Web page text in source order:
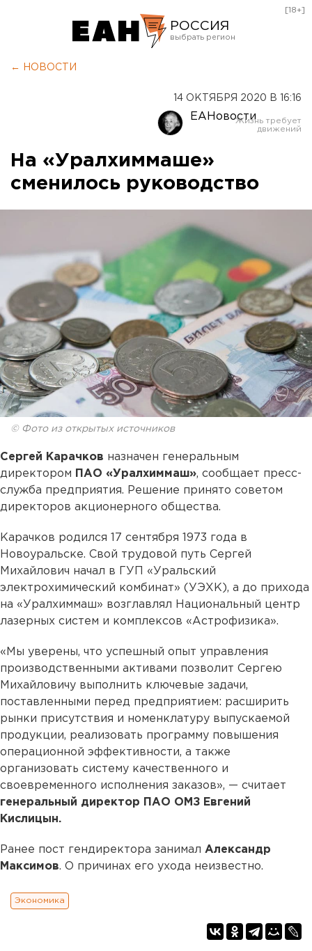
РОССИЯ
Оренбург
[18+]
← НОВОСТИ
14 ОКТЯБРЯ 2020 В 16:16
ЕАНовости
На «Уралхиммаше»
сменилось руководство
© Фото из открытых источников
Сергей Карачков назначен генеральным
директором
ПАО «Уралхиммаш», сообщает пресс-
служба предприятия. Решение принято советом
директоров акционерного общества.
Карачков родился 17 сентября 1973 года в
Новоуральске. Свой трудовой путь Сергей
Михайлович начал в ГУП «Уральский
электрохимический комбинат» (УЭХК), а до прихода
на «Уралхиммаш» возглавлял Национальный центр
лазерных систем и комплексов «Астрофизика».
«Мы уверены, что успешный опыт управления
производственными активами позволит Сергею
Михайловичу выполнить ключевые задачи,
поставленными перед предприятием: расширить
рынки присутствия и номенклатуру выпускаемой
продукции, реализовать программу повышения
операционной эффективности, а также
организовать систему качественного и
своевременного исполнения заказов», — считает
генеральный директор ПАО ОМЗ Евгений
Кислицын.
Ранее пост гендиректора занимал Александр
Максимов. О причинах его ухода неизвестно.
Экономика